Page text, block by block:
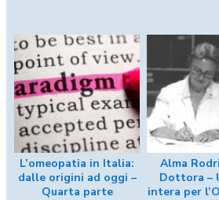
L’omeopatia in Italia:
dalle origini ad oggi –
Quarta parte
Alma
Dottora –
intera per